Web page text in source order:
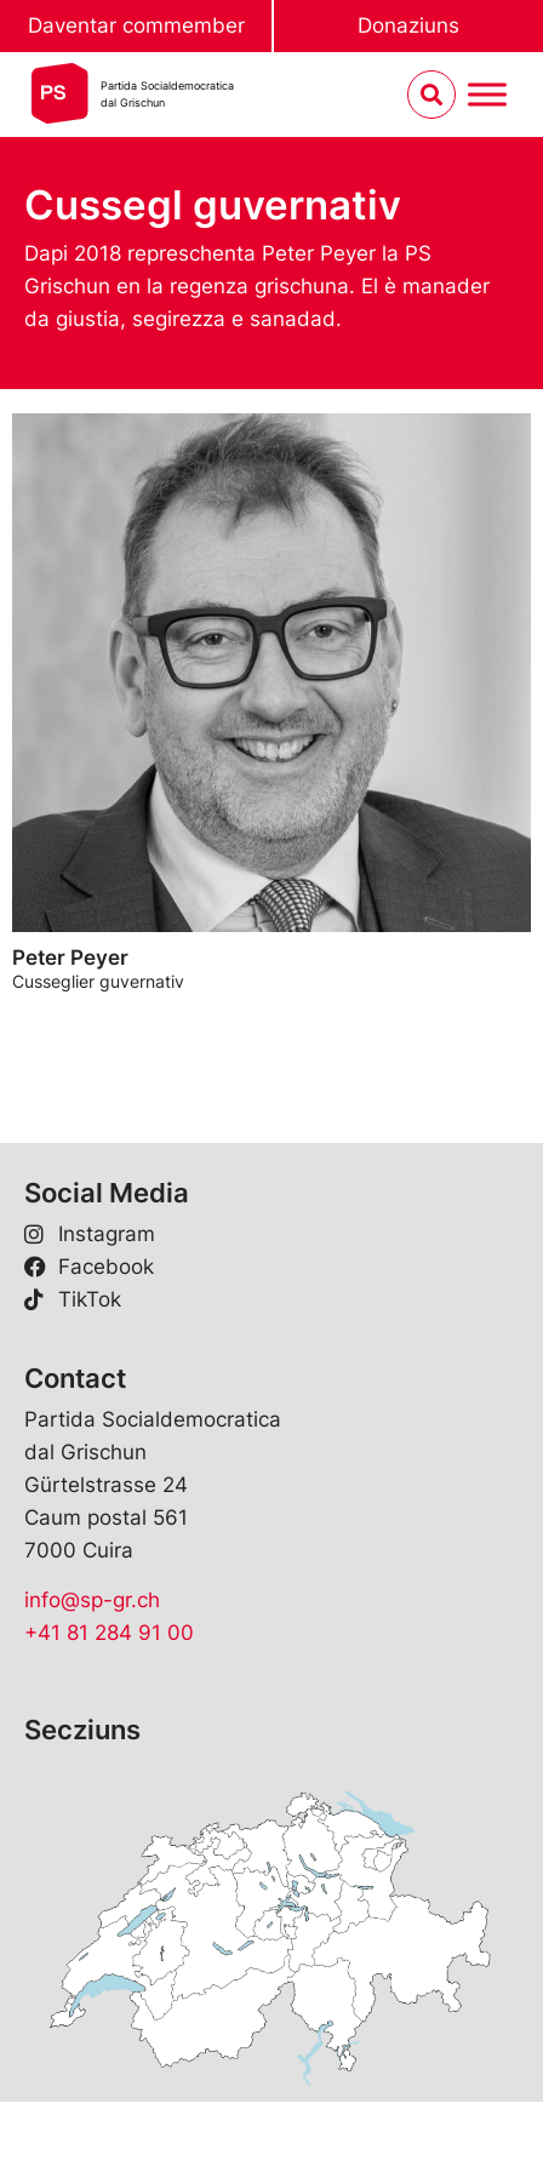
Daventar commember Donaziuns
Partida Socialdemocratica
dal Grischun
Cussegl guvernativ
Dapi 2018 represchenta Peter Peyer la PS
Grischun en la regenza grischuna. El è manader
da giustia, segirezza e sanadad.
Peter Peyer
Cusseglier guvernativ
Social Media
Instagram
Facebook
TikTok
Contact
Partida Socialdemocratica
dal Grischun
Gürtelstrasse 24
Caum postal 561
7000 Cuira
info@sp-gr.ch
+41 81 284 91 00
Secziuns